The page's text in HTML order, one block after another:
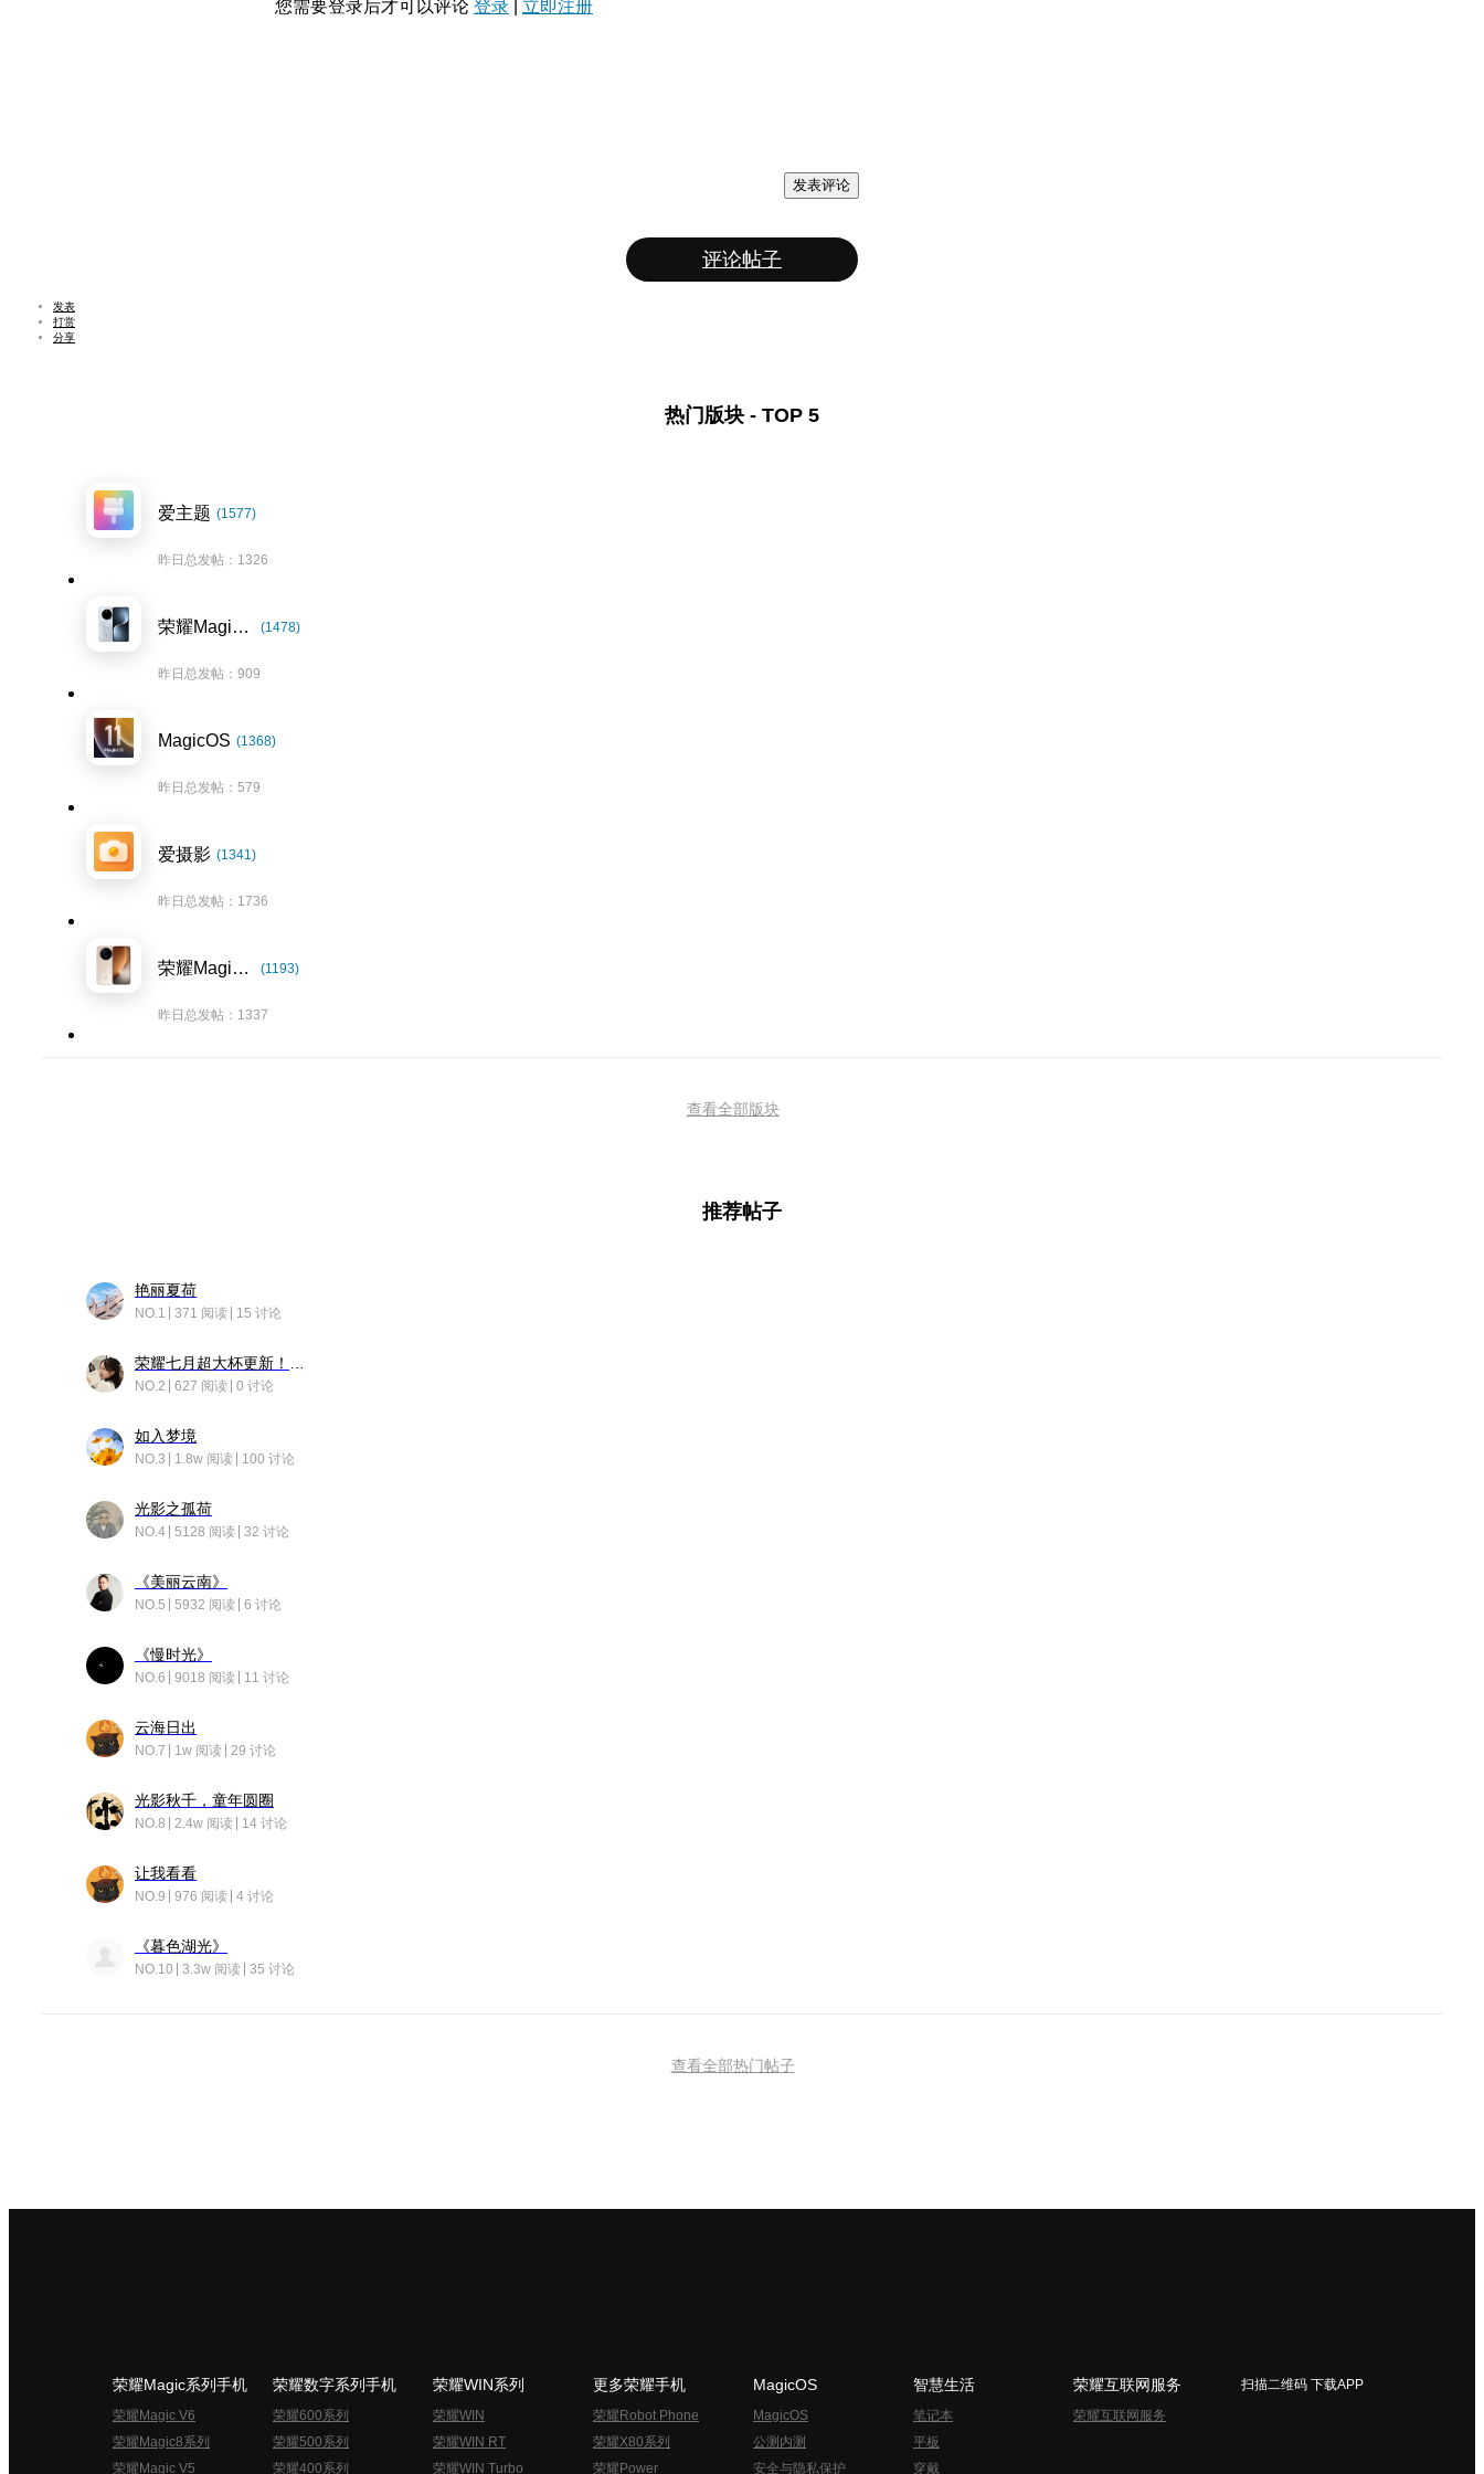
您需要登录后才可以评论 登录 立即注册
发表评论
评论帖子
发表
打赏
分享
热门版块 - TOP 5
爱主题 (1577)
昨日总发帖：1326
荣耀Magic7系列 (1478)
昨日总发帖：909
MagicOS (1368)
昨日总发帖：579
爱摄影 (1341)
昨日总发帖：1736
荣耀Magic8系列 (1193)
昨日总发帖：1337
查看全部版块
推荐帖子
艳丽夏荷
NO.1 371 阅读 15 讨论
NO.2 627 阅读 0 讨论
如入梦境
NO.3 1.8w 阅读 100 讨论
光影之孤荷
NO.4 5128 阅读 32 讨论
《美丽云南》
NO.5 5932 阅读 6 讨论
《慢时光》
NO.6 9018 阅读 11 讨论
云海日出
NO.7 1w 阅读 29 讨论
光影秋千，童年圆圈
NO.8 2.4w 阅读 14 讨论
让我看看
NO.9 976 阅读 4 讨论
《暮色湖光》
NO.10 3.3w 阅读 35 讨论
查看全部热门帖子
荣耀Magic系列手机
荣耀Magic V6
荣耀Magic8系列
荣耀Magic V5
荣耀数字系列手机
荣耀600系列
荣耀500系列
荣耀400系列
荣耀WIN系列
荣耀WIN
荣耀WIN RT
荣耀WIN Turbo
更多荣耀手机
荣耀Robot Phone
荣耀X80系列
荣耀Power
MagicOS
MagicOS
公测内测
安全与隐私保护
智慧生活
笔记本
平板
穿戴
荣耀互联网服务
荣耀互联网服务
扫描二维码 下载APP